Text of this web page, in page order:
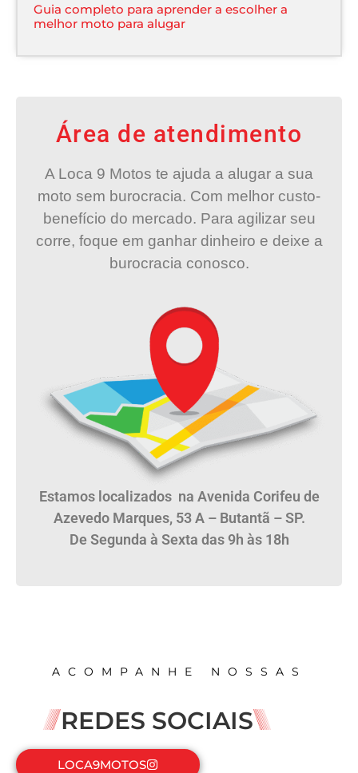
Guia completo para aprender a escolher a
melhor moto para alugar
Área de atendimento
A Loca 9 Motos te ajuda a alugar a sua
moto sem burocracia. Com melhor custo-
benefício do mercado. Para agilizar seu
corre, foque em ganhar dinheiro e deixe a
burocracia conosco.
Estamos localizados na Avenida Corifeu de
Azevedo Marques, 53 A – Butantã – SP.
De Segunda à Sexta das 9h às 18h
ACOMPANHE NOSSAS
REDES SOCIAIS
LOCA9MOTOS